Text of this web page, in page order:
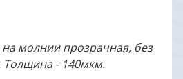
молнии прозрачная, без
Толщина - 140мкм.